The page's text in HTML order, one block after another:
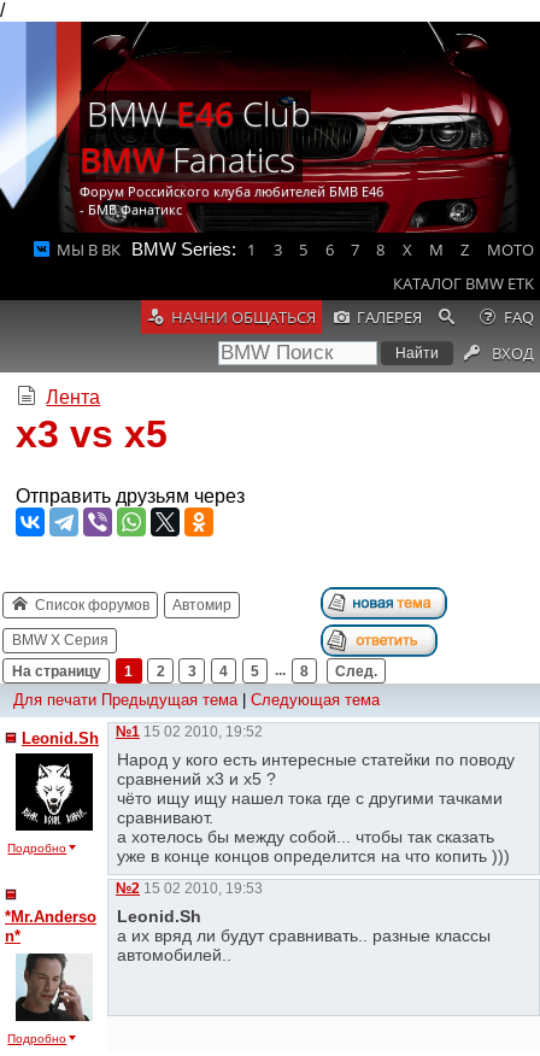
/
BMWE46Club
BMWFanatics
Форум Российского клуба любителей БМВ Е46
- БМВ Фанатикс
МЫ В ВК BMW Series: 1 3 5 6 7 8 X M Z
MOTO
КАТАЛОГ BMW ETK
НАЧНИ ОБЩАТЬСЯ
ГАЛЕРЕЯ
FAQ
ВХОД
Лента
x3 vs x5
Отправить друзьям через
Список форумов Автомир
BMW X Серия
На страницу
1 2 3 4 5 ... 8 След.
Для печати Предыдущая тема| Следующая тема
Leonid.Sh
Подробно
№1 15 02 2010, 19:52
Народ у кого есть интересные статейки по поводу
сравнений х3 и х5 ?
чёто ищу ищу нашел тока где с другими тачками
сравнивают.
а хотелось бы между собой... чтобы так сказать
уже в конце концов определится на что копить )))
*Mr.Anderso
n*
Подробно
№2 15 02 2010, 19:53
Leonid.Sh
а их вряд ли будут сравнивать.. разные классы
автомобилей..